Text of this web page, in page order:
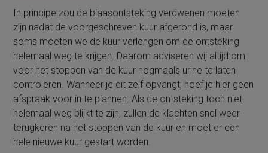
In principe zou de blaasontsteking verdwenen moeten
zijn nadat de voorgeschreven kuur afgerond is, maar
soms moeten we de kuur verlengen om de ontsteking
helemaal weg te krijgen. Daarom adviseren wij altijd om
voor het stoppen van de kuur nogmaals urine te laten
controleren. Wanneer je dit zelf opvangt, hoef je hier geen
afspraak voor in te plannen. Als de ontsteking toch niet
helemaal weg blijkt te zijn, zullen de klachten snel weer
terugkeren na het stoppen van de kuur en moet er een
hele nieuwe kuur gestart worden.